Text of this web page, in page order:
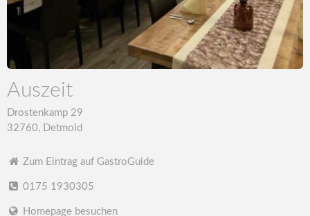
Auszeit
Drostenkamp 29
32760, Detmold
Zum Eintrag auf GastroGuide
0175 1930305
Homepage besuchen